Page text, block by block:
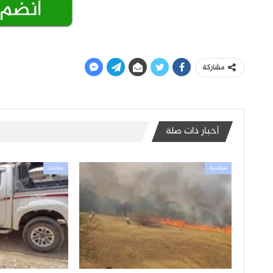
مشاركة
أخبار ذات صلة
سياسية حوادث